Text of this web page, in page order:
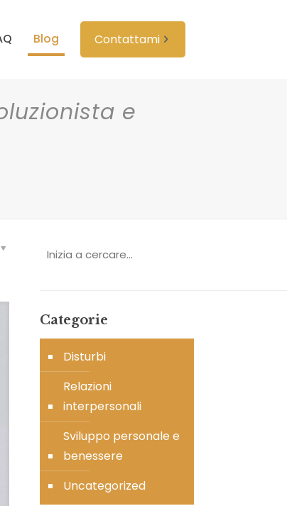
Blog Contattami
e
Categorie
Disturbi
Relazioni
interpersonali
Sviluppo personale e
benessere
Uncategorized